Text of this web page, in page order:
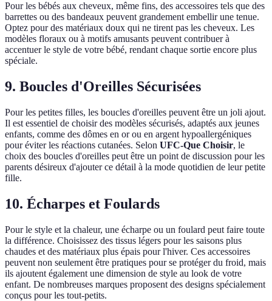
Pour les bébés aux cheveux, même fins, des accessoires tels que des
barrettes ou des bandeaux peuvent grandement embellir une tenue.
Optez pour des matériaux doux qui ne tirent pas les cheveux. Les
modèles floraux ou à motifs amusants peuvent contribuer à
accentuer le style de votre bébé, rendant chaque sortie encore plus
spéciale.
9. Boucles d'Oreilles Sécurisées
Pour les petites filles, les boucles d'oreilles peuvent être un joli ajout.
Il est essentiel de choisir des modèles sécurisés, adaptés aux jeunes
enfants, comme des dômes en or ou en argent hypoallergéniques
pour éviter les réactions cutanées. Selon UFC-Que Choisir, le
choix des boucles d'oreilles peut être un point de discussion pour les
parents désireux d'ajouter ce détail à la mode quotidien de leur petite
fille.
10. Écharpes et Foulards
Pour le style et la chaleur, une écharpe ou un foulard peut faire toute
la différence. Choisissez des tissus légers pour les saisons plus
chaudes et des matériaux plus épais pour l'hiver. Ces accessoires
peuvent non seulement être pratiques pour se protéger du froid, mais
ils ajoutent également une dimension de style au look de votre
enfant. De nombreuses marques proposent des designs spécialement
conçus pour les tout-petits.